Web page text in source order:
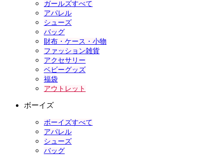
ガールズすべて
アパレル
シューズ
バッグ
財布・ケース・小物
ファッション雑貨
アクセサリー
ベビーグッズ
福袋
アウトレット
ボーイズ
ボーイズすべて
アパレル
シューズ
バッグ